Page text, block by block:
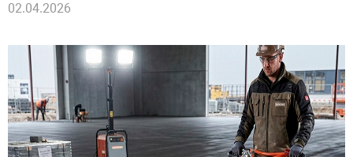
02.04.2026